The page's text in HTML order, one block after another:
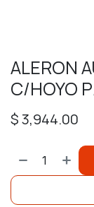
ALERON
C/HOYO
$3,944.00